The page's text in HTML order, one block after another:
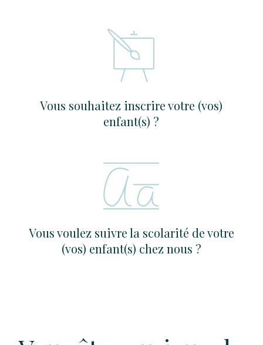
Vous souhaitez inscrire votre (vos)
enfant(s) ?
Vous voulez suivre la scolarité de votre
(vos) enfant(s) chez nous ?